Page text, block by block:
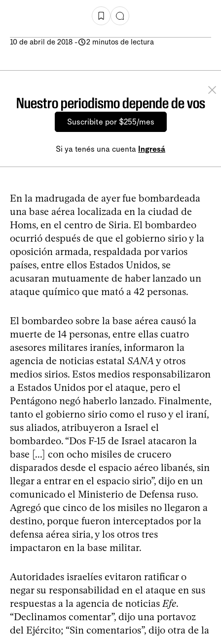
10 de abril de 2018 - 2 minutos de lectura
Nuestro periodismo depende de vos
Suscribite por $255/mes
Si ya tenés una cuenta Ingresá
En la madrugada de ayer fue bombardeada
una base aérea localizada en la ciudad de
Homs, en el centro de Siria. El bombardeo
ocurrió después de que el gobierno sirio y la
oposición armada, respaldada por varios
países, entre ellos Estados Unidos, se
acusaran mutuamente de haber lanzado un
ataque químico que mató a 42 personas.
El bombardeo sobre la base aérea causó la
muerte de 14 personas, entre ellas cuatro
asesores militares iraníes, informaron la
agencia de noticias estatal SANA y otros
medios sirios. Estos medios responsabilizaron
a Estados Unidos por el ataque, pero el
Pentágono negó haberlo lanzado. Finalmente,
tanto el gobierno sirio como el ruso y el iraní,
sus aliados, atribuyeron a Israel el
bombardeo. “Dos F-15 de Israel atacaron la
base [...] con ocho misiles de crucero
disparados desde el espacio aéreo libanés, sin
llegar a entrar en el espacio sirio”, dijo en un
comunicado el Ministerio de Defensa ruso.
Agregó que cinco de los misiles no llegaron a
destino, porque fueron interceptados por la
defensa aérea siria, y los otros tres
impactaron en la base militar.
Autoridades israelíes evitaron ratificar o
negar su responsabilidad en el ataque en sus
respuestas a la agencia de noticiasEfe.
“Declinamos comentar”, dijo una portavoz
del Ejército; “Sin comentarios”, dijo otra de la